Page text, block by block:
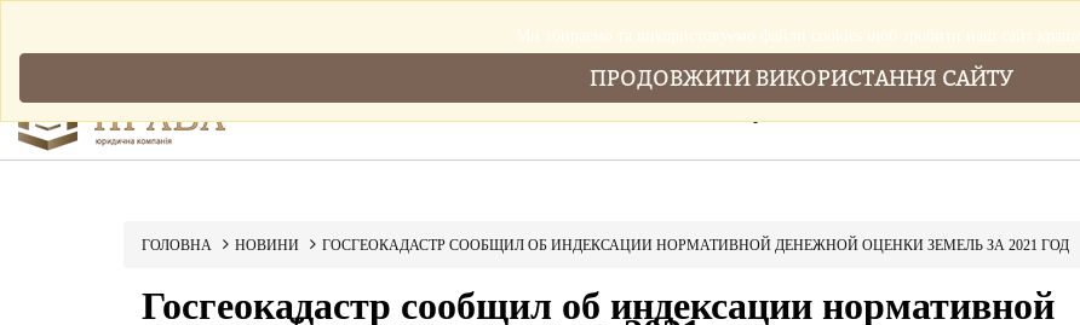
Головна Послуги Новини Cтатті
ГОЛОВНА НОВИНИ ГОСГЕОКАДАСТР СООБЩИЛ ОБ ИНДЕКСАЦИИ НОРМАТИВНОЙ ДЕНЕЖНОЙ ОЦЕНКИ ЗЕМЕЛЬ ЗА 2021 ГОД
Госгеокадастр сообщил об индексации нормативной
Ми збираемо та використовуемо файли cookies щоб зробити наш сайт краще.
ПРОДОВЖИТИ ВИКОРИСТАННЯ САЙТУ